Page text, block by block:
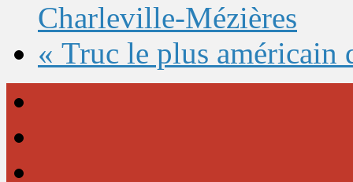
Charleville-Mézières
« Truc le plus américain